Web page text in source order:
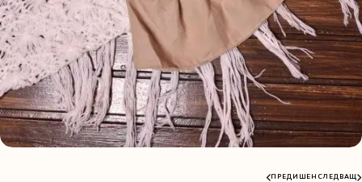
ПРЕДИШЕН СЛЕДВАЩ